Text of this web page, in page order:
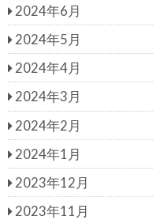
2024年6月
2024年5月
2024年4月
2024年3月
2024年2月
2024年1月
2023年12月
2023年11月